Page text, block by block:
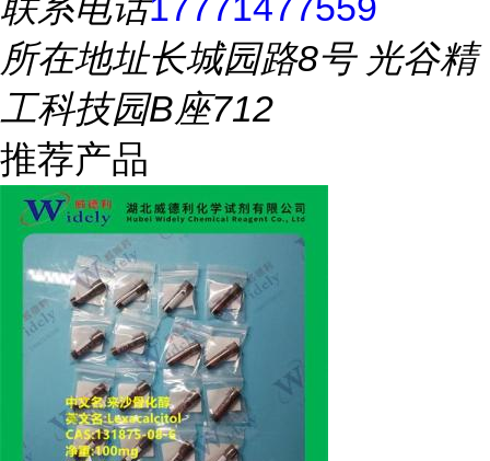
所在地址长城园路8号 光谷精
工科技园B座712
推荐产品